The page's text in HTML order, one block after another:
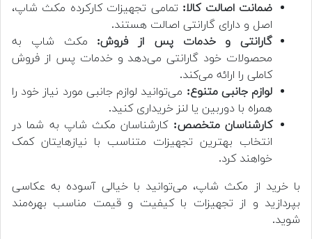
ضمانت اصالت کالا: تمامی تجهیزات کارکرده مکث شاپ،
اصل و دارای گارانتی اصالت هستند.
گارانتی و خدمات پس از فروش: مکث شاپ به
محصولات خود گارانتی می‌دهد و خدمات پس از فروش
کاملی را ارائه می‌کند.
لوازم جانبی متنوع: می‌توانید لوازم جانبی مورد نیاز خود را
همراه با دوربین یا لنز خریداری کنید.
کارشناسان متخصص: کارشناسان مکث شاپ به شما در
انتخاب بهترین تجهیزات متناسب با نیازهایتان کمک
خواهند کرد.
با خرید از مکث شاپ، می‌توانید با خیالی آسوده به عکاسی
بپردازید و از تجهیزات با کیفیت و قیمت مناسب بهره‌مند
شوید.